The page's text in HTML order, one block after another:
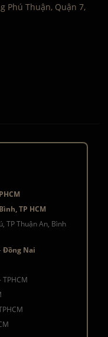
Phú Thuận, Quận 7,
TP HCM
TP Thuận An, Bình
Đồng Nai